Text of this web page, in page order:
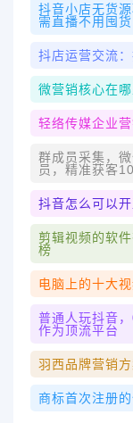
抖音小店无货
需直播不用囤货
抖店运营交流
微营销核心在哪
轻络传媒企业
群成员采集，
员，精准获客
抖音怎么可以
剪辑视频的软
榜
电脑上的十大
普通人玩抖音
作为顶流平台
羽西品牌营销
商标首次注册